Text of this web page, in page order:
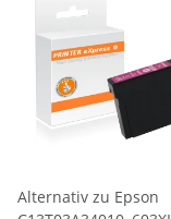
Alternativ zu Epson